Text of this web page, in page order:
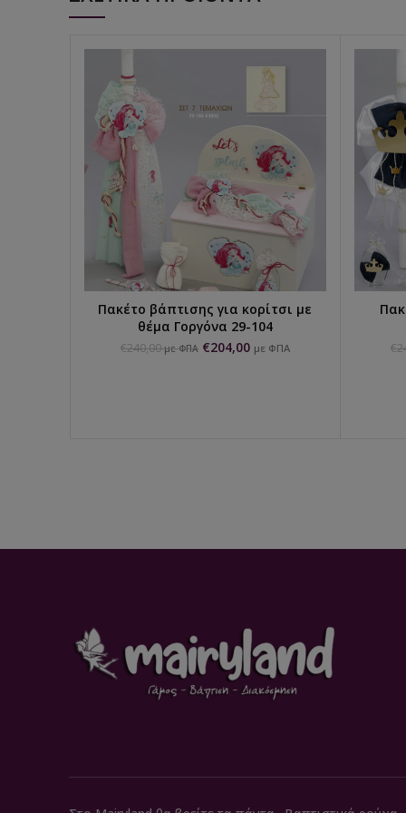
ΕΠΙΛΟΓΉ...
Πακέτο βάπτισης για κορίτσι με
θέμα Γοργόνα 29-104
€240,00 με ΦΠΑ €204,00 με ΦΠΑ €